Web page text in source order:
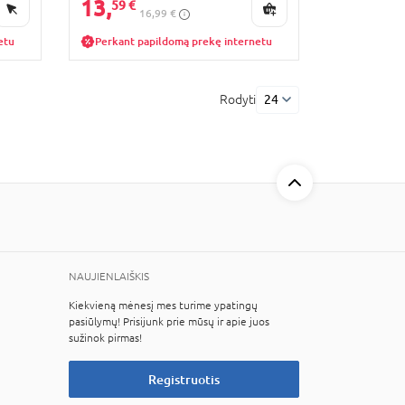
13,59 €
16,99 €
Perkant papildomą prekę internetu
Rodyti 24
NAUJIENLAIŠKIS
Kiekvieną mėnesį mes turime ypatingų
pasiūlymų! Prisijunk prie mūsų ir apie juos
sužinok pirmas!
Registruotis